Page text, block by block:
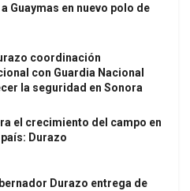
Guaymas en nuevo polo de
coordinación
con Guardia Nacional
la seguridad en Sonora
el crecimiento del campo en
Durazo
Durazo entrega de